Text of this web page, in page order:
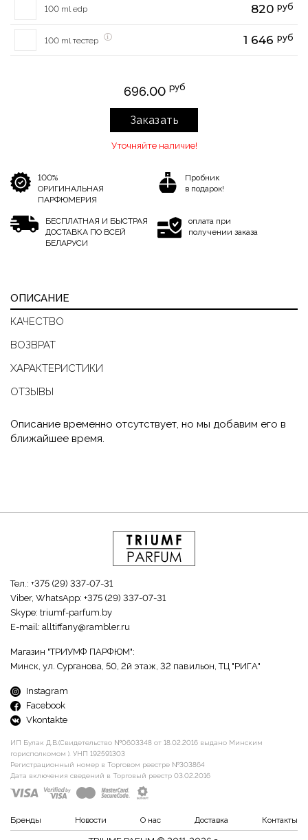
100 ml edp 820 руб
100 ml тестер 1 646 руб
696.00 руб
Заказать
Уточняйте наличие!
100%
ОРИГИНАЛЬНАЯ
ПАРФЮМЕРИЯ
Пробник
в подарок!
БЕСПЛАТНАЯ И БЫСТРАЯ
ДОСТАВКА ПО ВСЕЙ
БЕЛАРУСИ
оплата при
получении заказа
ОПИСАНИЕ
КАЧЕСТВО
ВОЗВРАТ
ХАРАКТЕРИСТИКИ
ОТЗЫВЫ
Описание временно отсутствует, но мы добавим его в
ближайшее время.
Тел.: +375 (29) 337-07-31
Viber, WhatsApp: +375 (29) 337-07-31
Skype: triumf-parfum.by
E-mail: alltiffany@rambler.ru
Магазин "ТРИУМФ ПАРФЮМ":
Минск, ул. Сурганова, 50, 2й этаж, 32 павильон, ТЦ "РИГА"
Instagram
Facebook
Vkontakte
ИП Булак Д.В.(Свидетельство №0603348 от 18.02.2016 выдано Минским
горисполкомом ). УНП 192591303
Регистрационный номер в Торговом реестре №303864
Дата включения сведений в Торговый реестр 03.02.2016
Бренды Новости О нас Доставка Контакты